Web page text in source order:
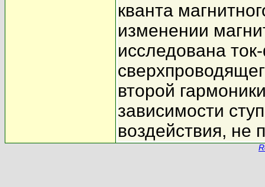
кванта
изменении
исследована
второй
зависимости
воздействия, не